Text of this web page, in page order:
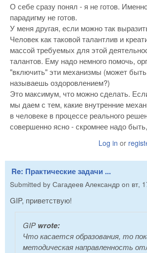
О себе сразу понял - я не готов.
парадигму не готов.
У меня другая, если можно так
Человек как таковой талантлив и
массой требуемых для этой
талантов. Ему надо немного помочь,
"включить" эти механизмы (может
называешь оздоровлением?)
Это максимум, что можно сделать.
мы даем с тем, какие внутренние
в человеке в процессе реального
совершенно ясно - скромнее надо
Log in or
Re: Практические задачи ...
Submitted by Сагадеев Александр on вт,
GIP, приветствую!
GIPwrote:
Что касается образования, то
методическая направленность